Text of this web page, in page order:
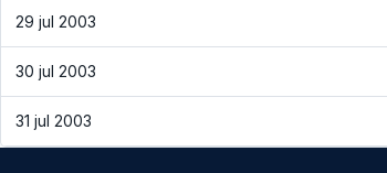
29 jul 2003
30 jul 2003
31 jul 2003